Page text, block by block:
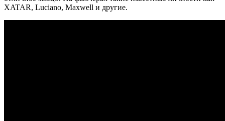
XATAR, Luciano, Maxwell и другие.